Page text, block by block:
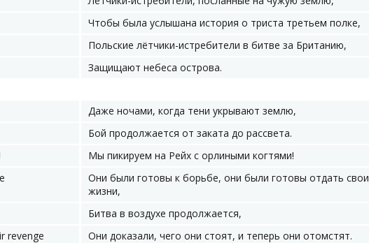
Чтобы была услышана история о триста третьем полке,
Польские лётчики-истребители в битве за Британию,
Защищают небеса острова.
Даже ночами, когда тени укрывают землю,
Бой продолжается от заката до рассвета.
Мы пикируем на Рейх с орлиными когтями!
Они были готовы к борьбе, они были готовы отдать свои
жизни,
Битва в воздухе продолжается,
revenge
Они доказали, чего они стоят, и теперь они отомстят.